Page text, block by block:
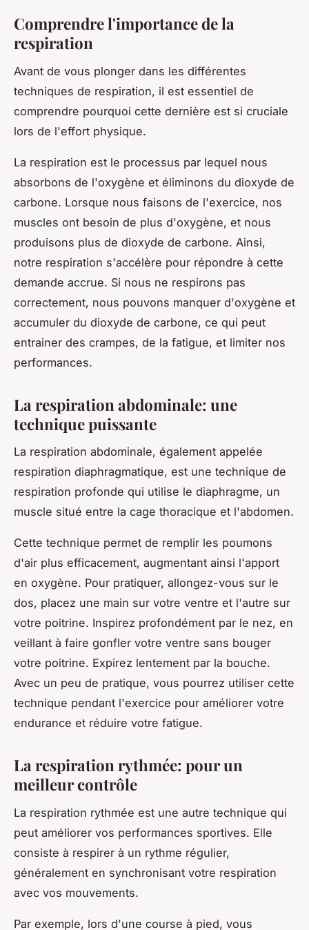
Comprendre l'importance de la
respiration
Avant de vous plonger dans les différentes
techniques de respiration, il est essentiel de
comprendre pourquoi cette dernière est si cruciale
lors de l'effort physique.
La respiration est le processus par lequel nous
absorbons de l'oxygène et éliminons du dioxyde de
carbone. Lorsque nous faisons de l'exercice, nos
muscles ont besoin de plus d'oxygène, et nous
produisons plus de dioxyde de carbone. Ainsi,
notre respiration s'accélère pour répondre à cette
demande accrue. Si nous ne respirons pas
correctement, nous pouvons manquer d'oxygène et
accumuler du dioxyde de carbone, ce qui peut
entrainer des crampes, de la fatigue, et limiter nos
performances.
La respiration abdominale: une
technique puissante
La respiration abdominale, également appelée
respiration diaphragmatique, est une technique de
respiration profonde qui utilise le diaphragme, un
muscle situé entre la cage thoracique et l'abdomen.
Cette technique permet de remplir les poumons
d'air plus efficacement, augmentant ainsi l'apport
en oxygène. Pour pratiquer, allongez-vous sur le
dos, placez une main sur votre ventre et l'autre sur
votre poitrine. Inspirez profondément par le nez, en
veillant à faire gonfler votre ventre sans bouger
votre poitrine. Expirez lentement par la bouche.
Avec un peu de pratique, vous pourrez utiliser cette
technique pendant l'exercice pour améliorer votre
endurance et réduire votre fatigue.
La respiration rythmée: pour un
meilleur contrôle
La respiration rythmée est une autre technique qui
peut améliorer vos performances sportives. Elle
consiste à respirer à un rythme régulier,
généralement en synchronisant votre respiration
avec vos mouvements.
Par exemple, lors d'une course à pied, vous